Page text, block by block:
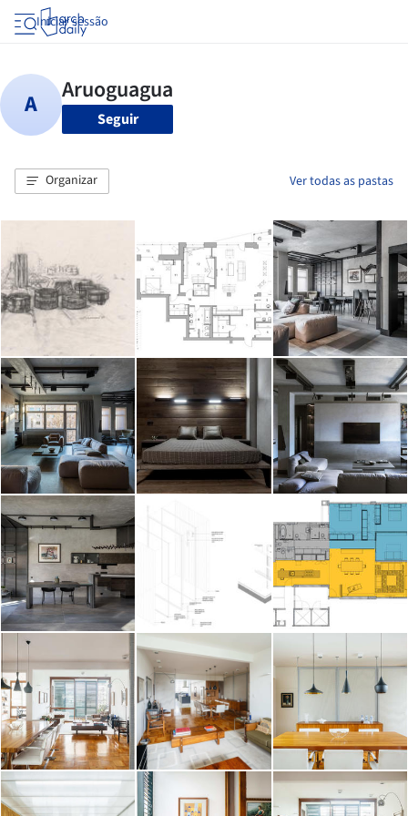
Iniciar sessão
Seguir
Organizar Ver todas as pastas